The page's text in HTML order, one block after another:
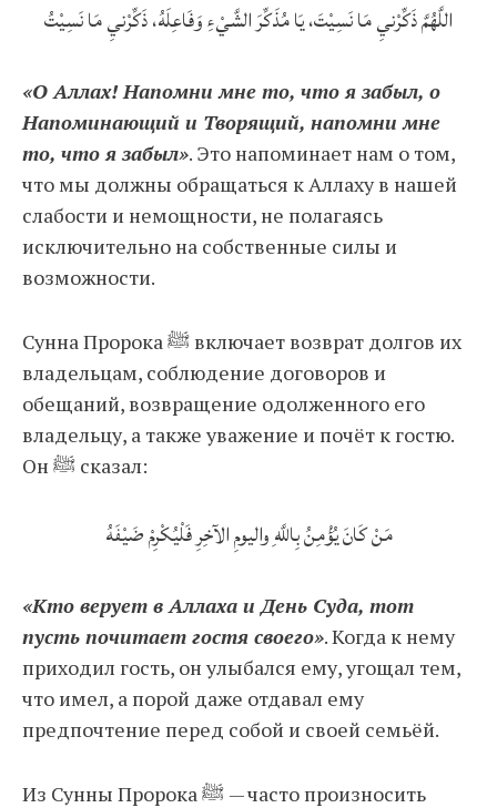
اللَّهُمَّ ذَكِّرْنيِ مَا نَسِيْتَ، يَا مُذَكِّرَ الشَّيْءِ وَفَاعِلَهُ، ذَكِّرْنيِ مَا نَسِيْتُ
«О Аллах! Напомни мне то, что я забыл, о
Напоминающий и Творящий, напомни мне
то, что я забыл». Это напоминает нам о том,
что мы должны обращаться к Аллаху в нашей
слабости и немощности, не полагаясь
исключительно на собственные силы и
возможности.
Сунна Пророка ﷺ включает возврат долгов их
владельцам, соблюдение договоров и
обещаний, возвращение одолженного его
владельцу, а также уважение и почёт к гостю.
Он ﷺ сказал:
مَنْ كَانَ يُؤْمِنُ بِاللَّهِ واليومِ الآخِرِ فَلْيُكْرِمْ ضَيْفَهُ
«Кто верует в Аллаха и День Суда, тот
пусть почитает гостя своего». Когда к нему
приходил гость, он улыбался ему, угощал тем,
что имел, а порой даже отдавал ему
предпочтение перед собой и своей семьёй.
Из Сунны Пророка ﷺ — часто произносить